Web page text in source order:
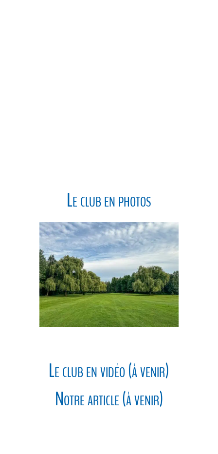
Le club en photos
Le club en vidéo (à venir)
Notre article (à venir)